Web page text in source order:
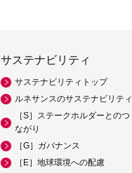
サステナビリティ
サステナビリティトップ
ルネサンスのサステナビリティ
［S］ステークホルダーとのつ
ながり
［G］ガバナンス
［E］地球環境への配慮